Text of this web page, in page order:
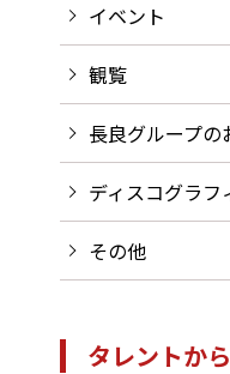
イベント
観覧
長良グループの
ディスコグラフ
その他
タレントか